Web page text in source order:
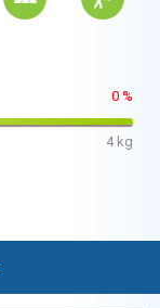
0 %
4 kg